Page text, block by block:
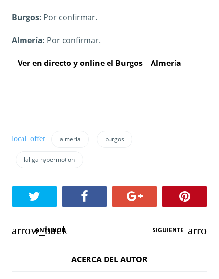
Burgos: Por confirmar.
Almería: Por confirmar.
–Ver en directo y online el Burgos – Almería
almeria burgos
laliga hypermotion
N
ANTERIOR SIGUIENTE
ACERCA DEL AUTOR